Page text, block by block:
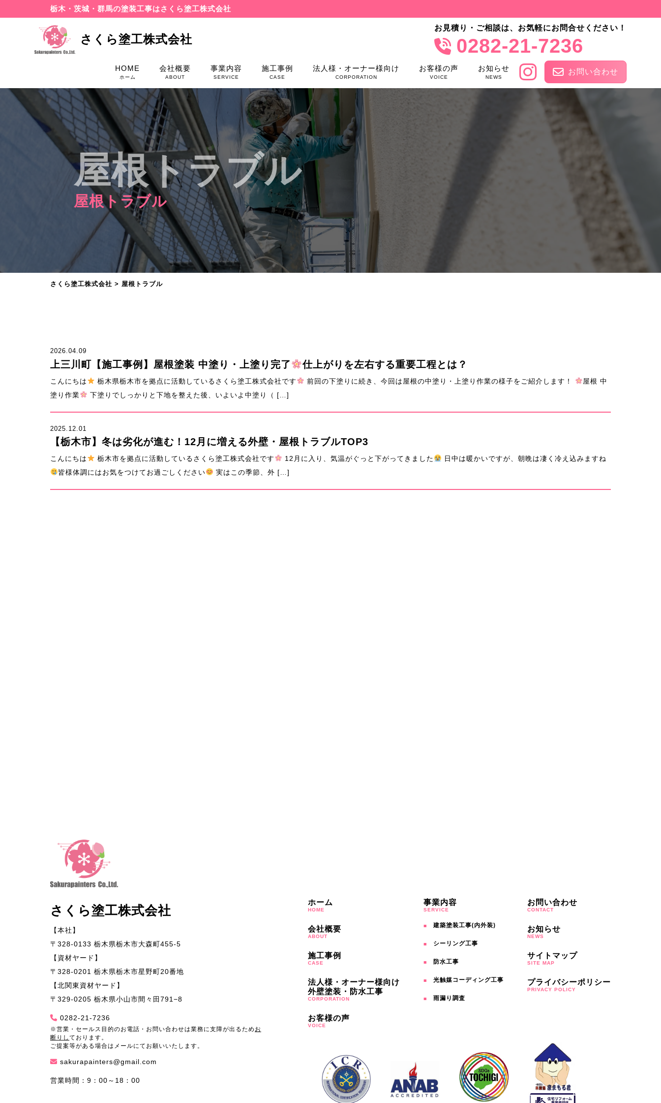
栃木・茨城・群馬の塗装工事はさくら塗工株式会社
さくら塗工株式会社
お見積り・ご相談は、お気軽にお問合せください！
0282-21-7236
HOME
ホーム
会社概要
ABOUT
事業内容
SERVICE
施工事例
CASE
法人様・オーナー様向け
CORPORATION
お客様の声
VOICE
お知らせ
NEWS
お問い合わせ
屋根トラブル
屋根トラブル
さくら塗工株式会社 > 屋根トラブル
2026.04.09
上三川町【施工事例】屋根塗装 中塗り・上塗り完了 仕上がりを左右する重要工程とは？
こんにちは 栃木県栃木市を拠点に活動しているさくら塗工株式会社です 前回の下塗りに続き、今回は屋根の中塗り・上塗り作業の様子をご紹介します！
屋根 中
塗り作業
下塗りでしっかりと下地を整えた後、いよいよ中塗り（ […]
2025.12.01
【栃木市】冬は劣化が進む！12月に増える外壁・屋根トラブルTOP3
こんにちは 栃木市を拠点に活動しているさくら塗工株式会社です 12月に入り、気温がぐっと下がってきました
日中は暖かいですが、朝晩は凄く冷え込みますね
皆様体調にはお気をつけてお過ごしください
実はこの季節、外 […]
さくら塗工株式会社
【本社】
〒328-0133 栃木県栃木市大森町455-5
【資材ヤード】
〒328-0201 栃木県栃木市星野町20番地
【北関東資材ヤード】
〒329-0205 栃木県小山市間々田791−8
0282-21-7236
※営業・セールス目的のお電話・お問い合わせは業務に支障が出るため お
断りし ております。
ご提案等がある場合はメールにてお願いいたします。
sakurapainters@gmail.com
営業時間：9：00～18：00
ホーム
HOME
会社概要
ABOUT
施工事例
CASE
法人様・オーナー様向け
外壁塗装・防水工事
CORPORATION
お客様の声
VOICE
事業内容
SERVICE
建築塗装工事(内外装)
シーリング工事
防水工事
光触媒コーディング工事
雨漏り調査
お問い合わせ
CONTACT
お知らせ
NEWS
サイトマップ
SITE MAP
プライバシーポリシー
PRIVACY POLICY